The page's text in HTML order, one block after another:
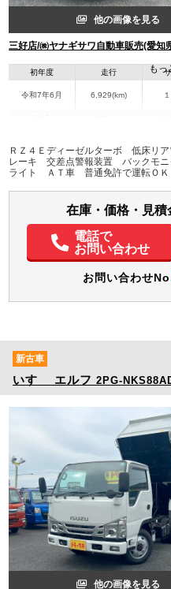
他の画像を見る
三好店/㈱ヤナギサワ自動車販売(愛知
初年度
令和7年6月
走行
6,929(km)
愛知県
W:1,620
H:390
パワステ パワーウィンドウ
電動格納ミラー
ETC バックモニター
メンテナンスノート（保証書）
もっ
ＲＺ４Ｅディーゼルターボ 低床リ
レーキ 交差点警報装置 バックモ
ライト ＡＴ車 普通免許で運転Ｏ
在庫・価格・見積
電話で
お問い合わせ
お問い合わせ
新古車
いすゞ エルフ 2PG-
他の画像を見る